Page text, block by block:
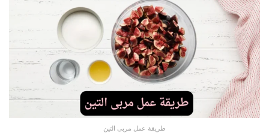
طريقة عمل مربى التين